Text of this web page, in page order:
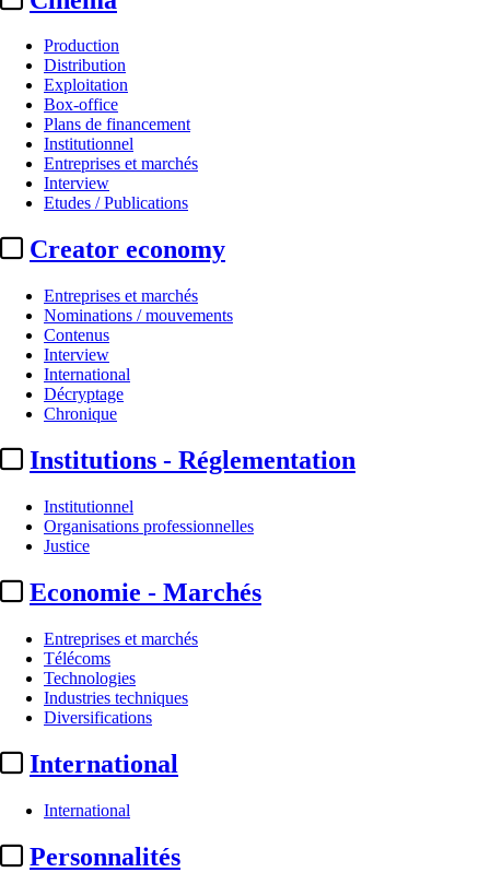
Production
Distribution
Exploitation
Box-office
Plans de financement
Institutionnel
Entreprises et marchés
Interview
Etudes / Publications
Creator economy
Entreprises et marchés
Nominations / mouvements
Contenus
Interview
International
Décryptage
Chronique
Institutions - Réglementation
Institutionnel
Organisations professionnelles
Justice
Economie - Marchés
Entreprises et marchés
Télécoms
Technologies
Industries techniques
Diversifications
International
International
Personnalités